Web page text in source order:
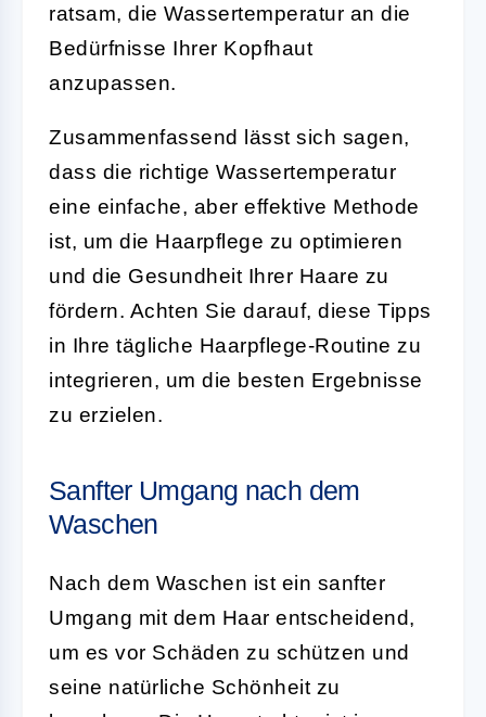
ratsam, die Wassertemperatur an die
Bedürfnisse Ihrer Kopfhaut
anzupassen.
Zusammenfassend lässt sich sagen,
dass die richtige Wassertemperatur
eine einfache, aber effektive Methode
ist, um die Haarpflege zu optimieren
und die Gesundheit Ihrer Haare zu
fördern. Achten Sie darauf, diese Tipps
in Ihre tägliche Haarpflege-Routine zu
integrieren, um die besten Ergebnisse
zu erzielen.
Sanfter Umgang nach dem
Waschen
Nach dem Waschen ist ein sanfter
Umgang mit dem Haar entscheidend,
um es vor Schäden zu schützen und
seine natürliche Schönheit zu